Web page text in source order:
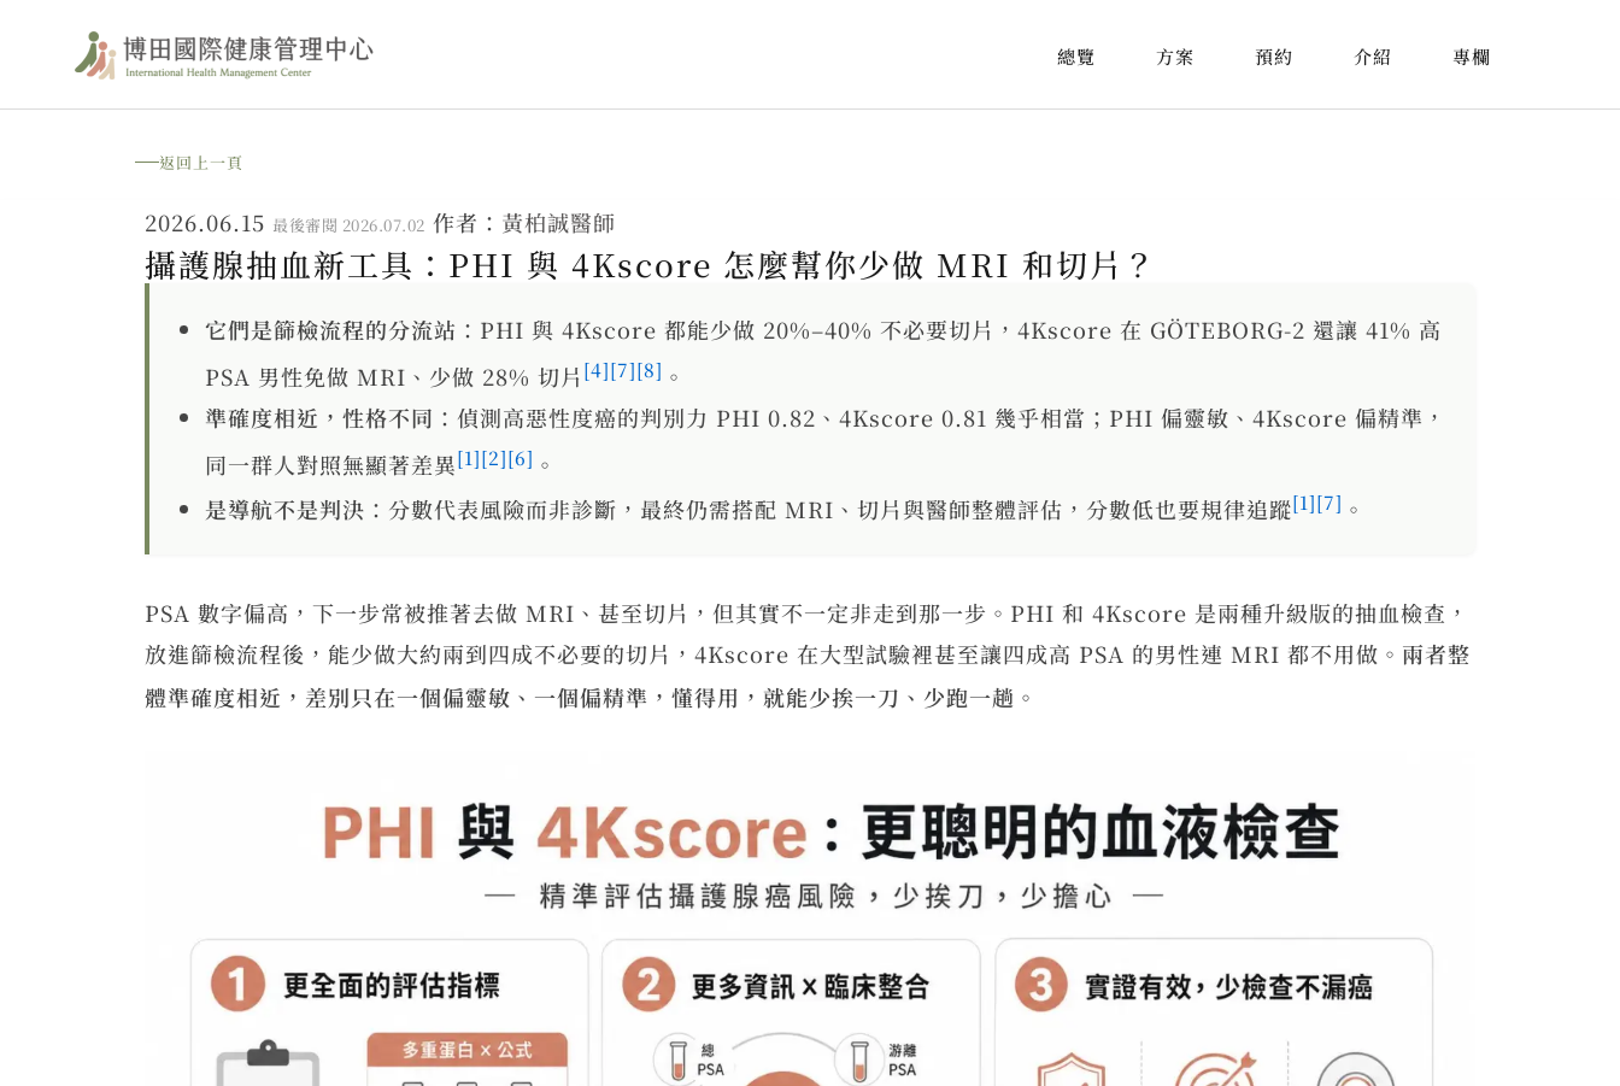
主
總覽 方案 預約 介紹 專欄
返回上一頁
2026.06.15 最後審閱 2026.07.02 作者： 黃柏誠醫師
攝護腺抽血新工具：PHI 與 4Kscore 怎麼幫你少做 MRI 和切片？
它們是篩檢流程的分流站 ：PHI 與 4Kscore 都能少做 20%–40% 不必要切片，4Kscore 在 GÖTEBORG-2 還讓 41% 高
PSA 男性免做 MRI、少做 28% 切片 [4][7][8] 。
準確度相近，性格不同 ：偵測高惡性度癌的判別力 PHI 0.82、4Kscore 0.81 幾乎相當；PHI 偏靈敏、4Kscore 偏精準，
同一群人對照無顯著差異[1][2][6] 。
是導航不是判決 ：分數代表風險而非診斷，最終仍需搭配 MRI、切片與醫師整體評估，分數低也要規律追蹤[1][7] 。
PSA 數字偏高，下一步常被推著去做 MRI、甚至切片，但其實不一定非走到那一步。PHI 和 4Kscore 是兩種升級版的抽血檢查，
放進篩檢流程後，能少做大約兩到四成不必要的切片，4Kscore 在大型試驗裡甚至讓四成高 PSA 的男性連 MRI 都不用做。 兩者整
體準確度相近，差別只在一個偏靈敏、一個偏精準，懂得用，就能少挨一刀、少跑一趟。